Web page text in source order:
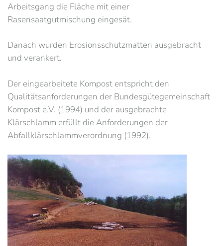
Arbeitsgang die Fläche mit einer
Rasensaatgutmischung eingesät.
Danach wurden Erosionsschutzmatten ausgebracht
und verankert.
Der eingearbeitete Kompost entspricht den
Qualitätsanforderungen der Bundesgütegemeinschaft
Kompost e.V. (1994) und der ausgebrachte
Klärschlamm erfüllt die Anforderungen der
Abfallklärschlammverordnung (1992).